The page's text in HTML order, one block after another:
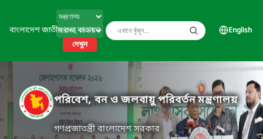
বাংলাদেশ জাতীয় তথ্য বাতায়ন
দেখুন
English
পরিবেশ, বন ও জলবায়ু পরিবর্তন মন্ত্রণালয়
গণপ্রজাতন্ত্রী বাংলাদেশ সরকার